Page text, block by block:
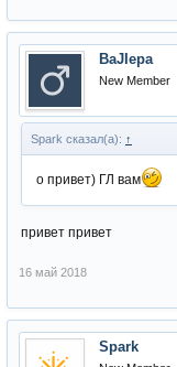
BaJIepa
New Member
Spark сказал(а): ↑
о привет) ГЛ вам
привет привет
16 май 2018
Spark